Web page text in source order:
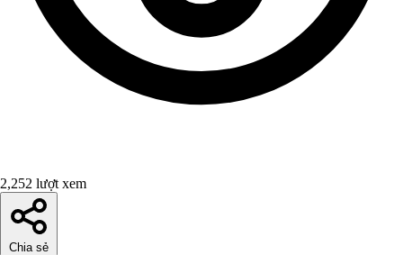
2,252 lượt xem
Chia sẻ